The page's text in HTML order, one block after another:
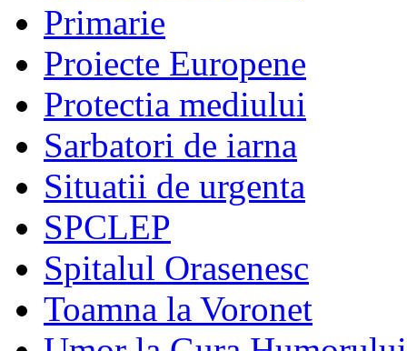
Primarie
Proiecte Europene
Protectia mediului
Sarbatori de iarna
Situatii de urgenta
SPCLEP
Spitalul Orasenesc
Toamna la Voronet